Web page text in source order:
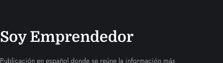
Soy Emprendedor
Publicación en español donde se reúne la información más